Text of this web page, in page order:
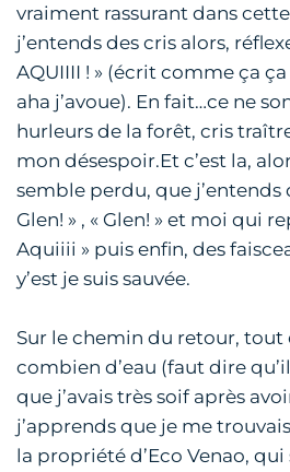
vraiment rassurant dans
j’entends des cris alors,
AQUIIII ! » (écrit comme ça
aha j’avoue). En fait…ce ne
hurleurs de la forêt, cris
mon désespoir.Et c’est la,
semble perdu, que j’entends
Glen! » , « Glen! » et moi qui
Aquiiii » puis enfin, des
y’est je suis sauvée.
Sur le chemin du retour, tout
combien d’eau (faut dire
que j’avais très soif après
j’apprends que je me
la propriété d’Eco Venao, qui